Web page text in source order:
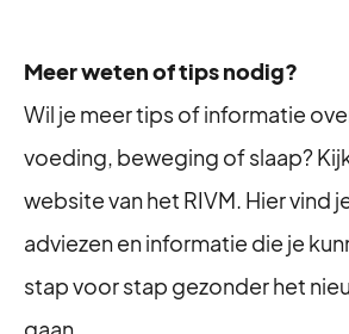
Meer weten of tips nodig?
Wil je meer tips of informatie
voeding, beweging of slaap?
website van het RIVM. Hier vind
adviezen en informatie die je
stap voor stap gezonder het